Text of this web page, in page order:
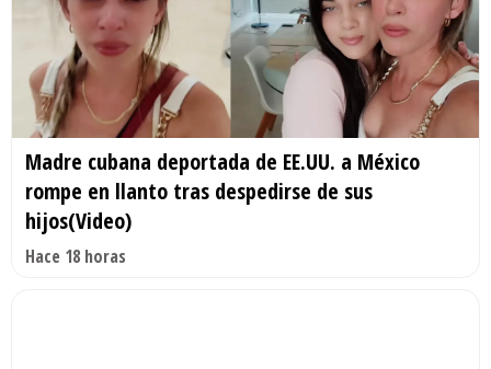
Madre cubana deportada de EE.UU. a México
rompe en llanto tras despedirse de sus
hijos(Video)
Hace 18 horas